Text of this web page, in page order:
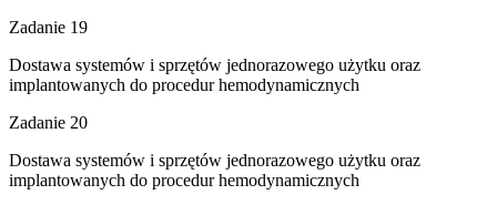
Zadanie 19
Dostawa systemów i sprzętów jednorazowego użytku oraz
implantowanych do procedur hemodynamicznych
Zadanie 20
Dostawa systemów i sprzętów jednorazowego użytku oraz
implantowanych do procedur hemodynamicznych